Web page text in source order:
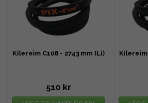
Kilereim C108 - 2743 mm (Li)
510 kr
Kilereim